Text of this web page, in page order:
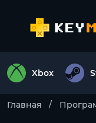
Xbox
Главная